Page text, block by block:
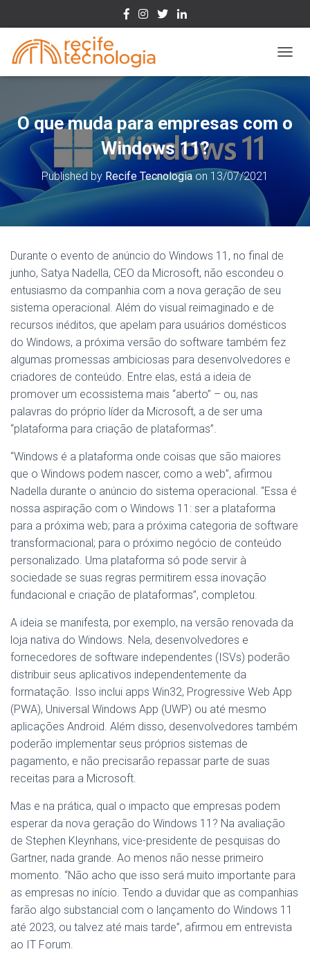
O que muda para empresas com o
Windows 11?
Published by Recife Tecnologia on 13/07/2021
Durante o evento de anúncio do Windows 11, no final de
junho, Satya Nadella, CEO da Microsoft, não escondeu o
entusiasmo da companhia com a nova geração de seu
sistema operacional. Além do visual reimaginado e de
recursos inéditos, que apelam para usuários domésticos
do Windows, a próxima versão do software também fez
algumas promessas ambiciosas para desenvolvedores e
criadores de conteúdo. Entre elas, está a ideia de
promover um ecossistema mais “aberto” – ou, nas
palavras do próprio líder da Microsoft, a de ser uma
“plataforma para criação de plataformas”.
“Windows é a plataforma onde coisas que são maiores
que o Windows podem nascer, como a web”, afirmou
Nadella durante o anúncio do sistema operacional. “Essa é
nossa aspiração com o Windows 11: ser a plataforma
para a próxima web; para a próxima categoria de software
transformacional; para o próximo negócio de conteúdo
personalizado. Uma plataforma só pode servir à
sociedade se suas regras permitirem essa inovação
fundacional e criação de plataformas”, completou.
A ideia se manifesta, por exemplo, na versão renovada da
loja nativa do Windows. Nela, desenvolvedores e
fornecedores de software independentes (ISVs) poderão
distribuir seus aplicativos independentemente da
formatação. Isso inclui apps Win32, Progressive Web App
(PWA), Universal Windows App (UWP) ou até mesmo
aplicações Android. Além disso, desenvolvedores também
poderão implementar seus próprios sistemas de
pagamento, e não precisarão repassar parte de suas
receitas para a Microsoft.
Mas e na prática, qual o impacto que empresas podem
esperar da nova geração do Windows 11? Na avaliação
de Stephen Kleynhans, vice-presidente de pesquisas do
Gartner, nada grande. Ao menos não nesse primeiro
momento. “Não acho que isso será muito importante para
as empresas no início. Tendo a duvidar que as companhias
farão algo substancial com o lançamento do Windows 11
até 2023, ou talvez até mais tarde”, afirmou em entrevista
ao IT Forum.